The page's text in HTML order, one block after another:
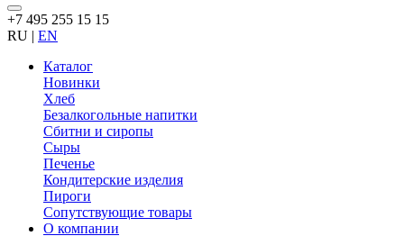
+7 495 255 15 15
RU | EN
Каталог
Новинки
Хлеб
Безалкогольные напитки
Сбитни и сиропы
Сыры
Печенье
Кондитерские изделия
Пироги
Сопутствующие товары
О компании